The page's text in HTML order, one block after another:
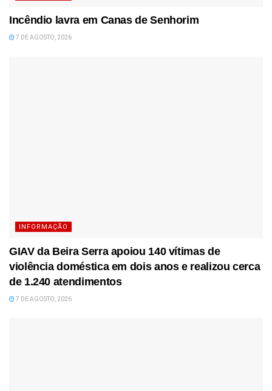
Incêndio lavra em Canas de Senhorim
7 DE AGOSTO, 2026
INFORMAÇÃO
GIAV da Beira Serra apoiou 140 vítimas de
violência doméstica em dois anos e realizou cerca
de 1.240 atendimentos
7 DE AGOSTO, 2026